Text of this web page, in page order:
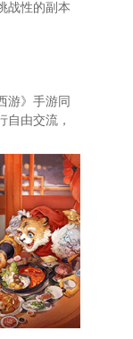
战性的副本
游》手游同
自由交流，